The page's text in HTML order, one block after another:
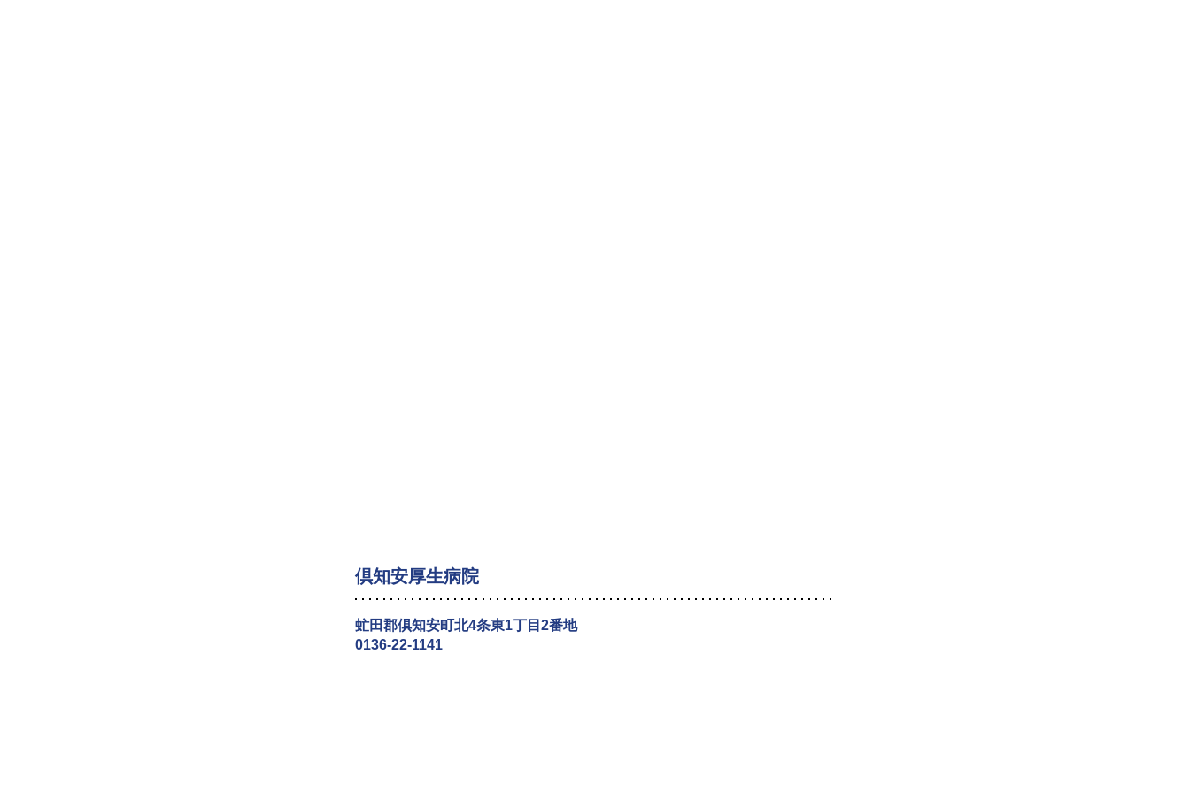
倶知安厚生病院
虻田郡倶知安町北4条東1丁目2番地
0136-22-1141